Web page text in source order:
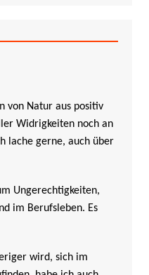
von Natur aus positiv
Widrigkeiten noch an
lache gerne, auch über
Ungerechtigkeiten,
im Berufsleben. Es
wird, sich im